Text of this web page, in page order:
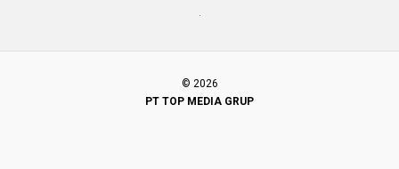
© 2026
PT TOP MEDIA GRUP